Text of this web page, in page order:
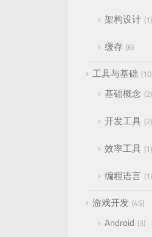
架构设计 1
缓存 6
工具与基础 10
基础概念 2
开发工具 2
效率工具 1
编程语言 1
游戏开发 45
Android 3